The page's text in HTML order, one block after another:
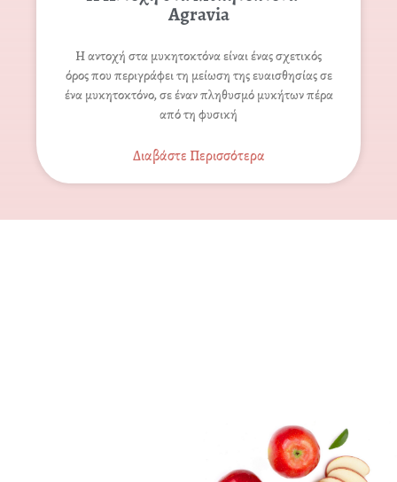
Agravia
Η αντοχή στα μυκητοκτόνα είναι ένας σχετικός
όρος που περιγράφει τη μείωση της ευαισθησίας σε
ένα μυκητοκτόνο, σε έναν πληθυσμό μυκήτων πέρα
από τη φυσική
Διαβάστε Περισσότερα